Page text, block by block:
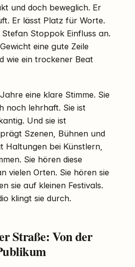
und doch beweglich. Er
Er lässt Platz für Worte.
Stoppok Einfluss an.
eine gute Zeile
wie ein trockener Beat
eine klare Stimme. Sie
noch lehrhaft. Sie ist
Und sie ist
Szenen, Bühnen und
Haltungen bei Künstlern,
Sie hören diese
vielen Orten. Sie hören sie
sie auf kleinen Festivals.
klingt sie durch.
Straße: Von der